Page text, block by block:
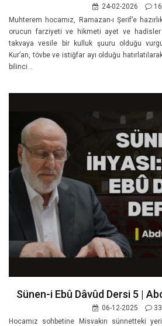
24-02-2026
Muhterem hocamız, Ramazan-ı Şerif’e
orucun farziyeti ve hikmeti ayet ve hadisler
takvaya vesile bir kulluk şuuru olduğu
Kur’an, tövbe ve istiğfar ayı olduğu
bilinci ..
Sünen-i Ebû Dâvûd Dersi 5 |
06-12-2025
Hocamız sohbetine Misvakın sünnetteki